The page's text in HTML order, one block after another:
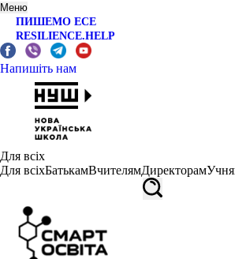
Меню
ПИШЕМО ЕСЕ
RESILIENCE.HELP
Напишіть нам
Для всіх
Для всіхБатькамВчителямДиректорам